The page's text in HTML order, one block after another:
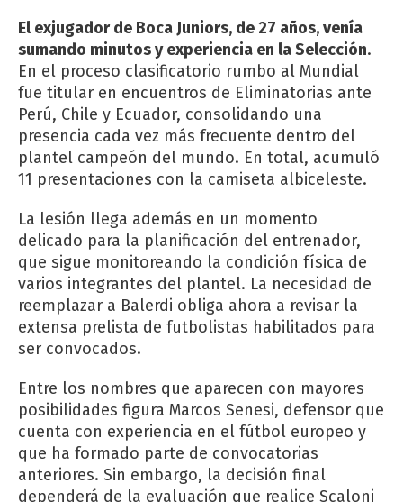
El exjugador de Boca Juniors, de 27 años, venía
sumando minutos y experiencia en la Selección.
En el proceso clasificatorio rumbo al Mundial
fue titular en encuentros de Eliminatorias ante
Perú, Chile y Ecuador, consolidando una
presencia cada vez más frecuente dentro del
plantel campeón del mundo. En total, acumuló
11 presentaciones con la camiseta albiceleste.
La lesión llega además en un momento
delicado para la planificación del entrenador,
que sigue monitoreando la condición física de
varios integrantes del plantel. La necesidad de
reemplazar a Balerdi obliga ahora a revisar la
extensa prelista de futbolistas habilitados para
ser convocados.
Entre los nombres que aparecen con mayores
posibilidades figura Marcos Senesi, defensor que
cuenta con experiencia en el fútbol europeo y
que ha formado parte de convocatorias
anteriores. Sin embargo, la decisión final
dependerá de la evaluación que realice Scaloni